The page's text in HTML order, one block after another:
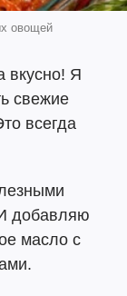
овощей
вкусно! Я
свежие
всегда
добавляю
масло с